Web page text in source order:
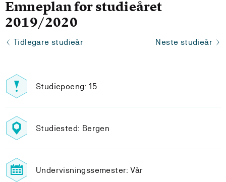
Emneplan for studieåret
2019/2020
Tidlegare studieår Neste studieår
Studiepoeng: 15
Studiested: Bergen
Undervisningssemester: Vår